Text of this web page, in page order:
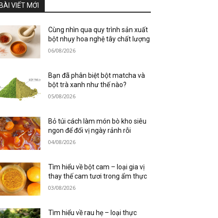
VIẾT MỚI
Cùng nhìn qua quy trình sản xuất
bột nhụy hoa nghệ tây chất lượng
06/08/2026
Bạn đã phân biệt bột matcha và
bột trà xanh như thế nào?
05/08/2026
Bỏ túi cách làm món bò kho siêu
ngon để đổi vị ngày rảnh rỗi
04/08/2026
Tìm hiểu về bột cam – loại gia vị
thay thế cam tươi trong ẩm thực
03/08/2026
Tìm hiểu về rau hẹ – loại thực